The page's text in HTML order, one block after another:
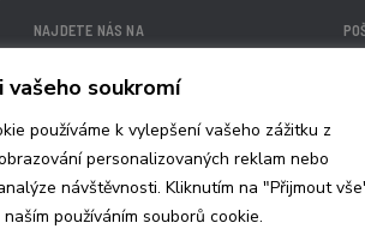
vašeho soukromí
používáme k vylepšení vašeho zážitku z
personalizovaných reklam nebo
návštěvnosti. Kliknutím na "Přijmout
používáním souborů cookie.
NAJDETE NÁS NA
675 21 Nová Ves, Třebíče,
Česká Republika
Show on the map